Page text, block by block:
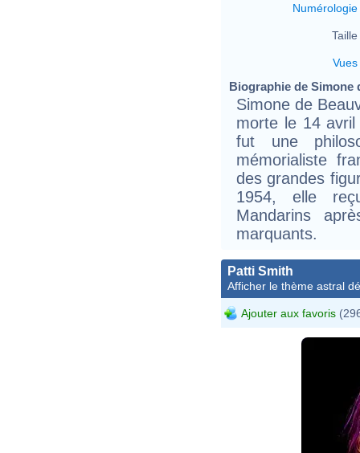
Numérologie
Taille
Vues
Biographie de Simone
Simone de
morte le 14
fut une
mémorialiste
des grandes
1954, elle
Mandarins
marquants.
Patti Smith
Afficher le thème astral
Ajouter aux favoris